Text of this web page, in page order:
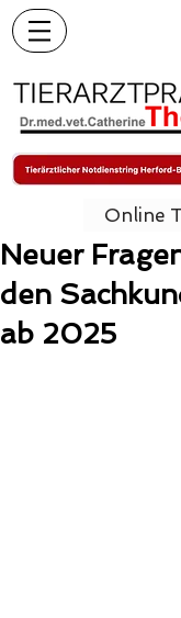
Online
Neuer
den
ab 2025